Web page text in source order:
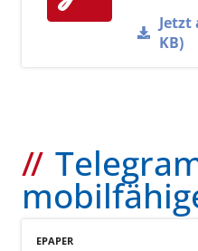
Jetzt
KB)
EPAPER